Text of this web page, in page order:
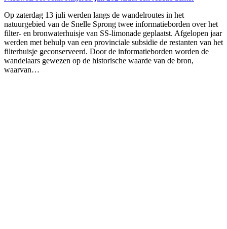
Op zaterdag 13 juli werden langs de wandelroutes in het
natuurgebied van de Snelle Sprong twee informatieborden over het
filter- en bronwaterhuisje van SS-limonade geplaatst. Afgelopen jaar
werden met behulp van een provinciale subsidie de restanten van het
filterhuisje geconserveerd. Door de informatieborden worden de
wandelaars gewezen op de historische waarde van de bron,
waarvan…